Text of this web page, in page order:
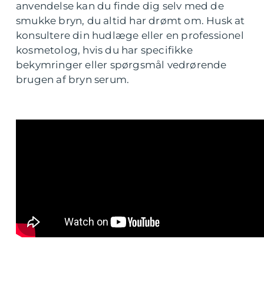
anvendelse kan du finde dig selv med de
smukke bryn, du altid har drømt om. Husk at
konsultere din hudlæge eller en professionel
kosmetolog, hvis du har specifikke
bekymringer eller spørgsmål vedrørende
brugen af bryn serum.